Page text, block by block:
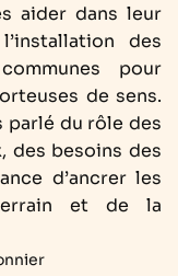
aider dans leur
des
pour
de sens.
parlé du rôle des
des besoins des
d’ancrer les
et de la